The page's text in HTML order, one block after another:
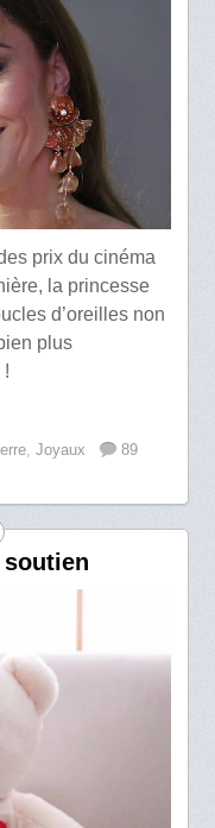
prix du cinéma
la princesse
d’oreilles non
plus
!
,Joyaux
89